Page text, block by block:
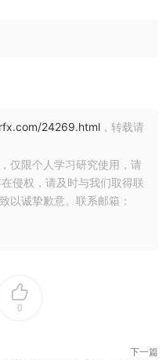
24269.html ，转载请
仅限个人学习研究使用，请
侵权，请及时与我们取得联
以诚挚歉意。联系邮箱：
0
下一篇